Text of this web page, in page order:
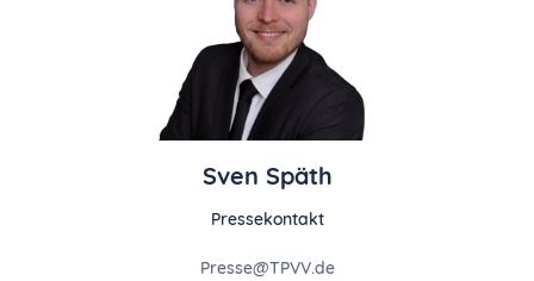
Sven Späth
Pressekontakt
Presse@TPVV.de